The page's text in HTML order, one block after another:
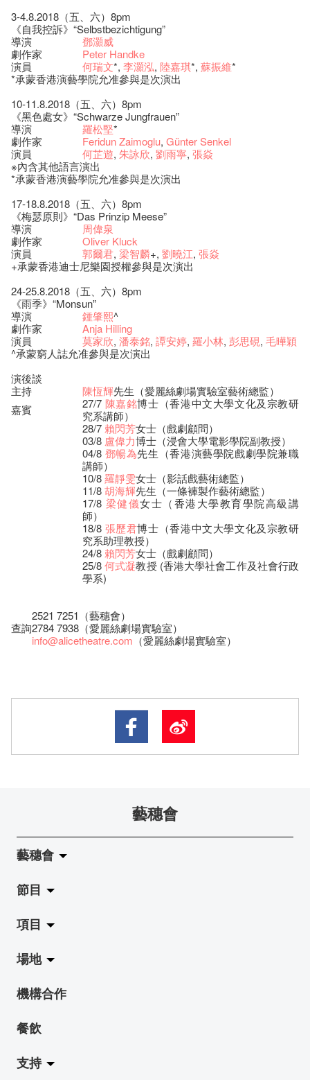
3-4.8.2018（五、六）8pm
《自我控訴》“Selbstbezichtigung”
導演
鄧灝威
劇作家
Peter Handke
演員
何瑞文*, 李灝泓, 陸嘉琪*, 蘇振維*
*承蒙香港演藝學院允准參與是次演出
10-11.8.2018（五、六）8pm
《黑色處女》“Schwarze Jungfrauen”
導演
羅松堅*
劇作家
Feridun Zaimoglu, Günter Senkel
演員
何芷遊, 朱詠欣, 劉雨寧, 張焱
※內含其他語言演出
*承蒙香港演藝學院允准參與是次演出
17-18.8.2018（五、六）8pm
《梅瑟原則》“Das Prinzip Meese”
導演
周偉泉
劇作家
Oliver Kluck
演員
郭爾君, 梁智麟+, 劉曉江, 張焱
+承蒙香港迪士尼樂園授權參與是次演出
24-25.8.2018（五、六）8pm
《雨季》“Monsun”
導演
鍾肇熙^
劇作家
Anja Hilling
演員
莫家欣, 潘泰銘, 譚安婷, 羅小林, 彭思硯, 毛曄穎
^承蒙窮人誌允准參與是次演出
演後談
主持
陳恆輝先生（愛麗絲劇場實驗室藝術總監）
嘉賓
27/7 陳嘉銘博士（香港中文大學文化及宗教研
究系講師）
28/7賴閃芳女士（戲劇顧問）
03/8 盧偉力博士（浸會大學電影學院副教授）
04/8 鄧暢為先生（香港演藝學院戲劇學院兼職
講師）
10/8羅靜雯女士（影話戲藝術總監）
11/8胡海輝先生（一條褲製作藝術總監）
17/8 梁健儀女士（香港大學教育學院高級講
師）
18/8 張歷君博士（香港中文大學文化及宗教研
究系助理教授）
24/8賴閃芳女士（戲劇顧問）
25/8何式凝教授 (香港大學社會工作及社會行政
學系)
查詢
2521 7251（藝穗會）
2784 7938（愛麗絲劇場實驗室）
info@alicetheatre.com （愛麗絲劇場實驗室）
藝穗會
藝穗會
關於藝穗會
藝穗會的演化
使命與宗旨
藝穗會架構
檔案庫
藝穗網誌
節目
拉闊
展覽
演出
活動
工作坊
項目
Jazz-Go-Central, Jazz-Go-Fringe
LPL
2015-16 藝術場地資助計劃
2015 照亮香港在新加坡
場地
陳麗玲畫廊
奶庫
地下劇場
機構合作
餐飲
支持